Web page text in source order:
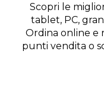
Scopri le
tablet, PC,
Ordina online e
punti vendita o